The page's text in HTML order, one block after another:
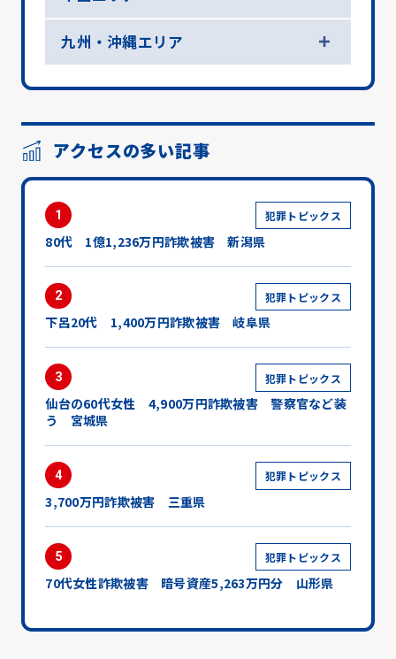
九州・沖縄エリア
アクセスの多い記事
1 犯罪トピックス
80代 1億1,236万円詐欺被害 新潟県
2 犯罪トピックス
下呂20代 1,400万円詐欺被害 岐阜県
3 犯罪トピックス
仙台の60代女性 4,900万円詐欺被害 警察官など装
う 宮城県
4 犯罪トピックス
3,700万円詐欺被害 三重県
5 犯罪トピックス
70代女性詐欺被害 暗号資産5,263万円分 山形県